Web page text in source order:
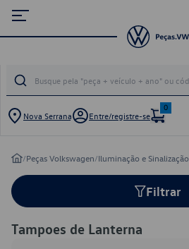
Nova Serrana Entre/registre-se
0
/Peças Volkswagen/Iluminação e Sinalização
Filtrar
Tampoes de Lanterna